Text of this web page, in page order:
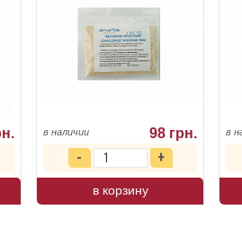
в наличии 98 грн.
в корзину
в